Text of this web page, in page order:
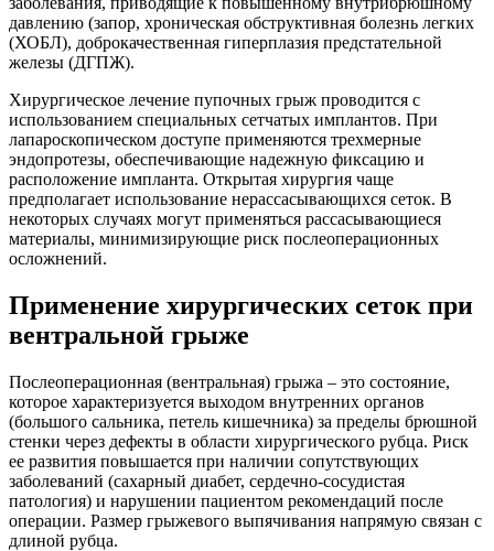
давлению (запор, хроническая обструктивная болезнь легких
(ХОБЛ), доброкачественная гиперплазия предстательной
железы (ДГПЖ).
Хирургическое лечение пупочных грыж проводится с
использованием специальных сетчатых имплантов. При
лапароскопическом доступе применяются трехмерные
эндопротезы, обеспечивающие надежную фиксацию и
расположение импланта. Открытая хирургия чаще
предполагает использование нерассасывающихся сеток. В
некоторых случаях могут применяться рассасывающиеся
материалы, минимизирующие риск послеоперационных
осложнений.
Применение хирургических сеток при
вентральной грыже
Послеоперационная (вентральная) грыжа – это состояние,
которое характеризуется выходом внутренних органов
(большого сальника, петель кишечника) за пределы брюшной
стенки через дефекты в области хирургического рубца. Риск
ее развития повышается при наличии сопутствующих
заболеваний (сахарный диабет, сердечно-сосудистая
патология) и нарушении пациентом рекомендаций после
операции. Размер грыжевого выпячивания напрямую связан с
длиной рубца.